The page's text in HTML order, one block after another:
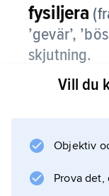
fysiljera
’gevär’,
skjutning.
Vill du
Objektiv
Prova